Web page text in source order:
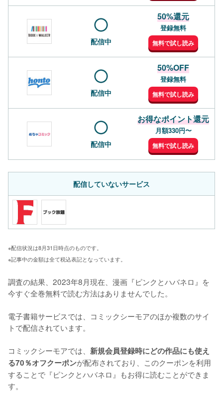
配信中
50%還元
登録無料
無料で試し読み
配信中
50%OFF
登録無料
無料で試し読み
配信中
お得なポイント還元
月額330円〜
無料で試し読み
配信していないサービス
※配信状況は8月31日時点のものです。
※記事中の金額は全て税込表記となっています。
調査の結果、2023年8月現在、漫画『ピンクとハバネロ』を
今すぐ全巻無料で読む方法はありませんでした。
電子書籍サービスでは、コミックシーモアのほか複数のサイ
トで配信されています。
コミックシーモアでは、 新規会員登録時にどの作品にも使え
る70％オフクーポンが配布されており、このクーポンを利用
することで『ピンクとハバネロ』もお得に読むことができま
す。